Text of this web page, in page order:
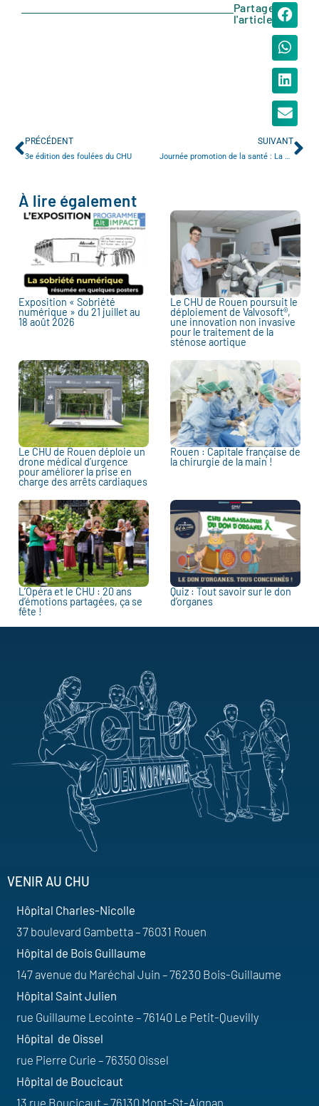
Partager
l'article
PRÉCÉDENT
3e édition des foulées du CHU
SUIVANT
Journée promotion de la santé : La gestion des écrans
À lire également
Exposition « Sobriété
numérique » du 21 juillet au
18 août 2026
Le CHU de Rouen poursuit le
déploiement de Valvosoft®,
une innovation non invasive
pour le traitement de la
sténose aortique
Le CHU de Rouen déploie un
drone médical d’urgence
pour améliorer la prise en
charge des arrêts cardiaques
Rouen : Capitale française de
la chirurgie de la main !
L’Opéra et le CHU : 20 ans
d’émotions partagées, ça se
fête !
Quiz : Tout savoir sur le don
d’organes
VENIR AU CHU
Hôpital Charles-Nicolle
37 boulevard Gambetta – 76031 Rouen
Hôpital de Bois Guillaume
147 avenue du Maréchal Juin – 76230 Bois-Guillaume
Hôpital Saint Julien
rue Guillaume Lecointe – 76140 Le Petit-Quevilly
Hôpital de Oissel
rue Pierre Curie – 76350 Oissel
Hôpital de Boucicaut
13 rue Boucicaut – 76130 Mont-St-Aignan